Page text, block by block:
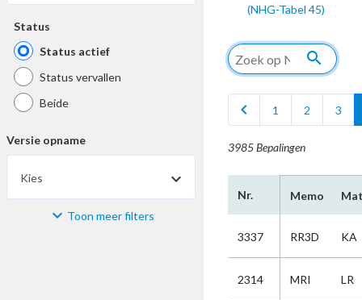
Status
Status actief
Status vervallen
Beide
Versie opname
Kies
Materiaal Toon meer filters
(NHG-Tabel 45)
search
chevron_left 1 2 3
3985 Bepalingen
Nr. Memo
3337 RR3D KA
2314 MRI LR